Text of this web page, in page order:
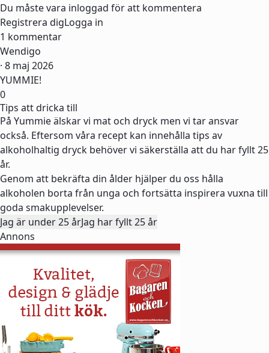
Du måste vara inloggad för att kommentera
Registrera digLogga in
1 kommentar
Wendigo
· 8 maj 2026
YUMMIE!
0
Tips att dricka till
På Yummie älskar vi mat och dryck men vi tar ansvar
också. Eftersom våra recept kan innehålla tips av
alkoholhaltig dryck behöver vi säkerställa att du har fyllt 25
år.
Genom att bekräfta din ålder hjälper du oss hålla
alkoholen borta från unga och fortsätta inspirera vuxna till
goda smakupplevelser.
Jag är under 25 årJag har fyllt 25 år
Annons